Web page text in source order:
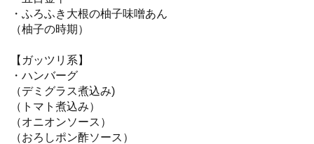
・ふろふき大根の柚子味噌あん
（柚子の時期）
【ガッツリ系】
・ハンバーグ
（デミグラス煮込み)
（トマト煮込み）
（オニオンソース）
（おろしポン酢ソース）